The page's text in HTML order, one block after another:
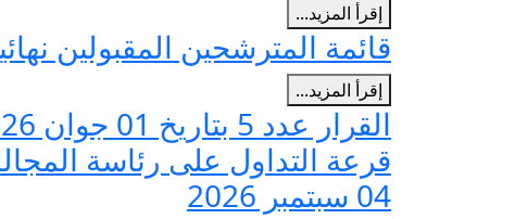
إقرأ المزيد...
قائمة المترشحين المقبولين
إقرأ المزيد...
04 سبتمبر 2026